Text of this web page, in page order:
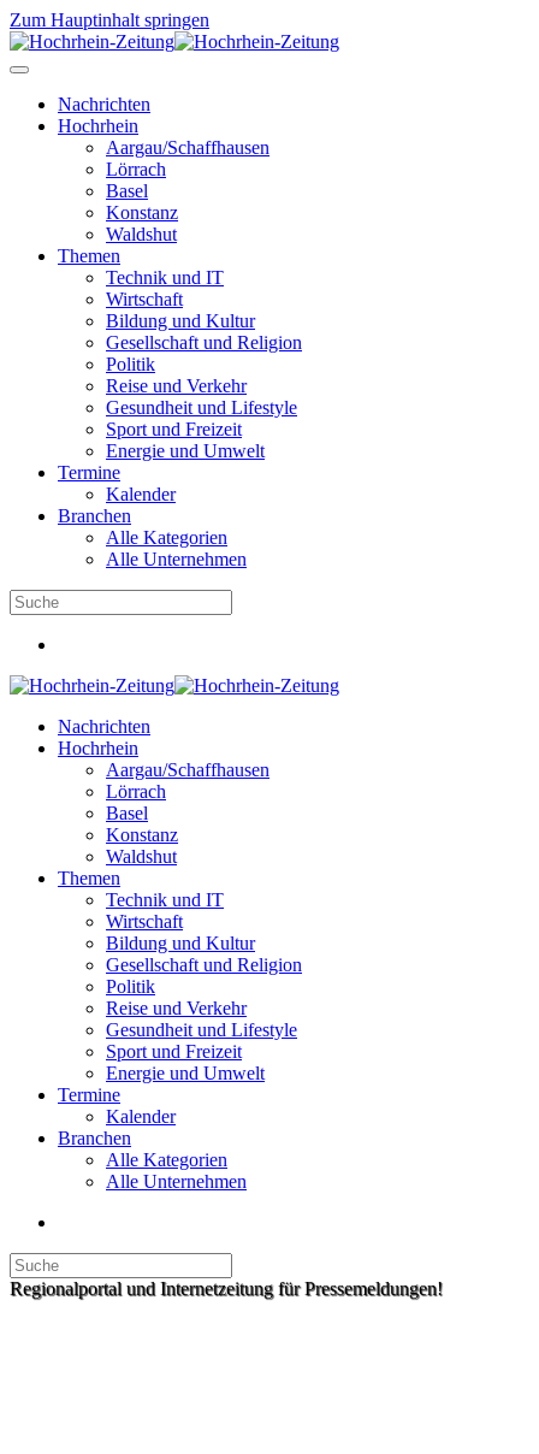
Zum Hauptinhalt springen
Nachrichten
Hochrhein
Aargau/Schaffhausen
Lörrach
Basel
Konstanz
Waldshut
Themen
Technik und IT
Wirtschaft
Bildung und Kultur
Gesellschaft und Religion
Politik
Reise und Verkehr
Gesundheit und Lifestyle
Sport und Freizeit
Energie und Umwelt
Termine
Kalender
Branchen
Alle Kategorien
Alle Unternehmen
Nachrichten
Hochrhein
Aargau/Schaffhausen
Lörrach
Basel
Konstanz
Waldshut
Themen
Technik und IT
Wirtschaft
Bildung und Kultur
Gesellschaft und Religion
Politik
Reise und Verkehr
Gesundheit und Lifestyle
Sport und Freizeit
Energie und Umwelt
Termine
Kalender
Branchen
Alle Kategorien
Alle Unternehmen
Regionalportal und Internetzeitung für Pressemeldungen!